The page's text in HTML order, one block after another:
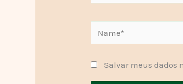
Salvar meus dados